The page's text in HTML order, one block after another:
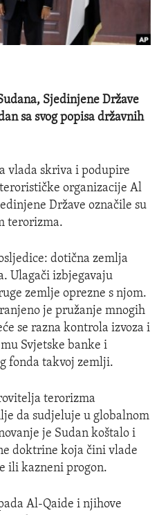
Sjedinjene Države
sa svog popisa državnih
vlada skriva i podupire
organizacije Al
Države označile su
terorizma.
dotična zemlja
Ulagači izbjegavaju
zemlje oprezne s njom.
je pružanje mnogih
se razna kontrola izvoza i
Svjetske banke i
fonda takvoj zemlji.
terorizma
da sudjeluje u globalnom
je Sudan koštalo i
doktrine koja čini vlade
ili kazneni progon.
Al-Qaide i njihove